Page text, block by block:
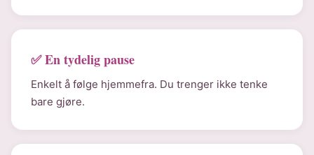
✅ En tydelig pause
Enkelt å følge hjemmefra. Du trenger ikke tenke
bare gjøre.